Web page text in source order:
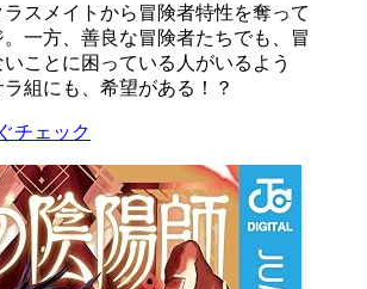
スメイトから冒険者特性を奪って
一方、善良な冒険者たちでも、冒
ことに困っている人がいるよう
組にも、希望がある！？
チェック